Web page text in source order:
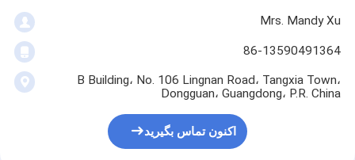
Mrs. Mandy Xu
86-13590491364
B Building، No. 106 Lingnan Road، Tangxia Town،
Dongguan، Guangdong، P.R. China
اکنون تماس بگیرید